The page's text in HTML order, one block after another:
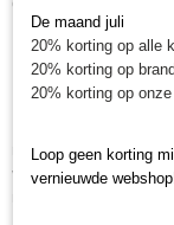
minitrekker
minitractoren,
verkopen deze
De maand juli
20% korting op alle
20% korting op
20% korting op
Loop geen korting
vernieuwde